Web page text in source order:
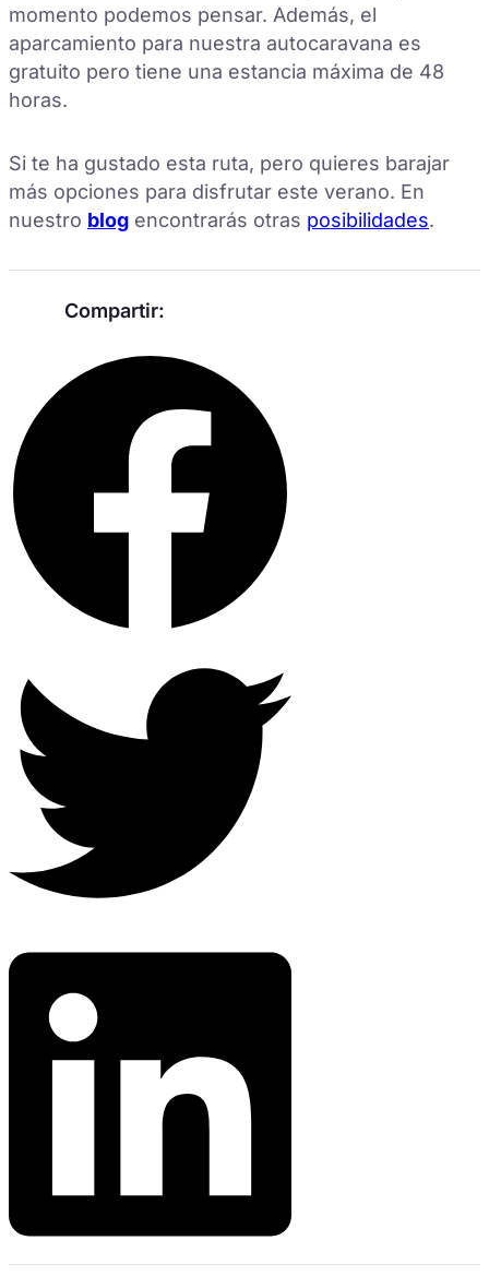
momento podemos pensar. Además, el
aparcamiento para nuestra autocaravana es
gratuito pero tiene una estancia máxima de 48
horas.
Si te ha gustado esta ruta, pero quieres barajar
más opciones para disfrutar este verano. En
nuestro blog encontrarás otras posibilidades.
Compartir: